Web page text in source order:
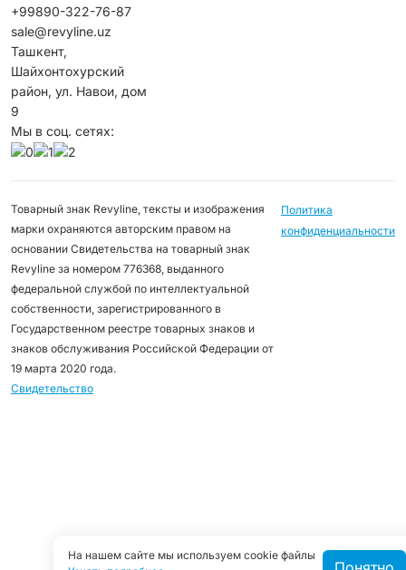
+99890-322-76-87
sale@revyline.uz
Ташкент,
Шайхонтохурский
район, ул. Навои, дом
9
Мы в соц. сетях:
Товарный знак Revyline, тексты и изображения
марки охраняются авторским правом на
основании Свидетельства на товарный знак
Revyline за номером 776368, выданного
федеральной службой по интеллектуальной
собственности, зарегистрированного в
Государственном реестре товарных знаков и
знаков обслуживания Российской Федерации от
19 марта 2020 года.
Свидетельство
Политика
конфиденциальности
На нашем сайте мы используем cookie файлы